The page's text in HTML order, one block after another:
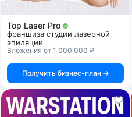
Top Laser Pro
франшиза студии лазерной
эпиляции
Вложения от 1 000 000 ₽
Получить бизнес-план